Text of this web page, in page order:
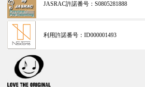
JASRAC許諾番号： S0805281888
利用許諾番号： ID000001493